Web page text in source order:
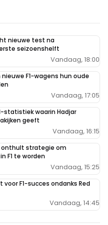
nieuwe test na
seizoenshelft
Vandaag, 18:00
F1-wagens hun oude
Vandaag, 17:05
statistiek waarin Hadjar
geeft
Vandaag, 16:15
onthult strategie om
F1 te worden
Vandaag, 15:25
F1-succes ondanks Red
Vandaag, 14:45